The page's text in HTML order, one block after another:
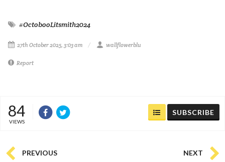
#OctobooLitsmith2024
27th October 2025, 3:03 am wallflowerblu
Report
84
VIEWS
SUBSCRIBE
PREVIOUS NEXT